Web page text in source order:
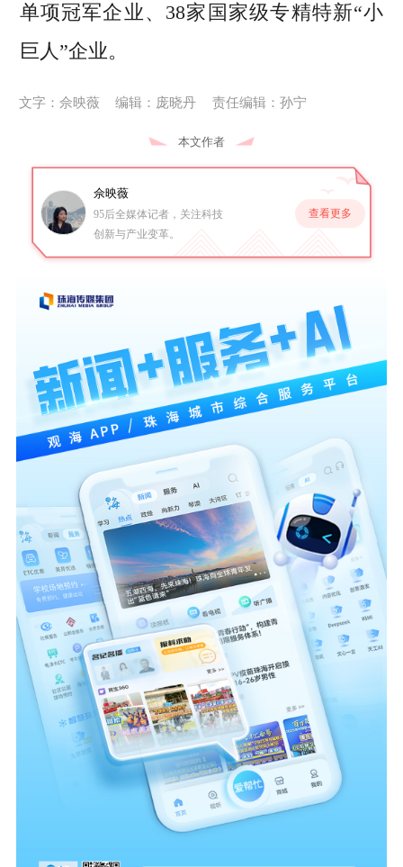
单项冠军企业、38家国家级专精特新“小
巨人”企业。
文字：佘映薇 编辑：庞晓丹 责任编辑：孙宁
本文作者
佘映薇
95后全媒体记者，关注科技
创新与产业变革。
查看更多